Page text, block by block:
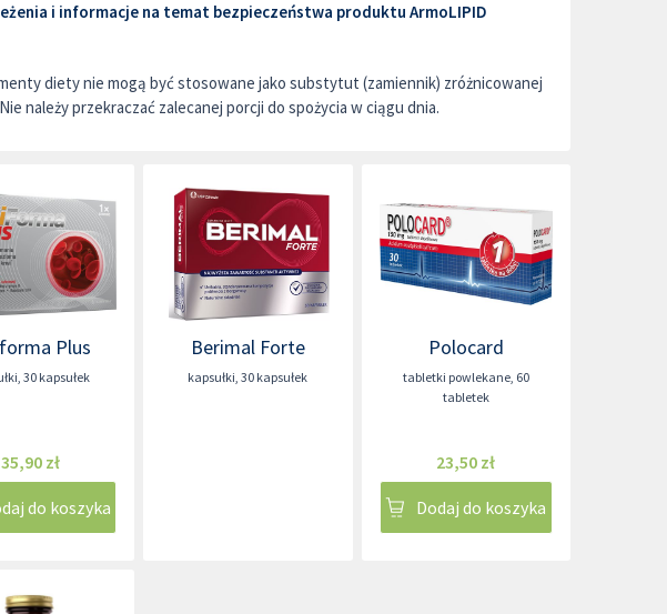
i informacje na temat bezpieczeństwa produktu ArmoLIPID
diety nie mogą być stosowane jako substytut (zamiennik) zróżnicowanej
należy przekraczać zalecanej porcji do spożycia w ciągu dnia.
Plus
,30 kapsułek
35,90 zł
do koszyka
Berimal Forte
kapsułki,30 kapsułek
Polocard
tabletki powlekane, 60
tabletek
23,50 zł
Dodaj do koszyka